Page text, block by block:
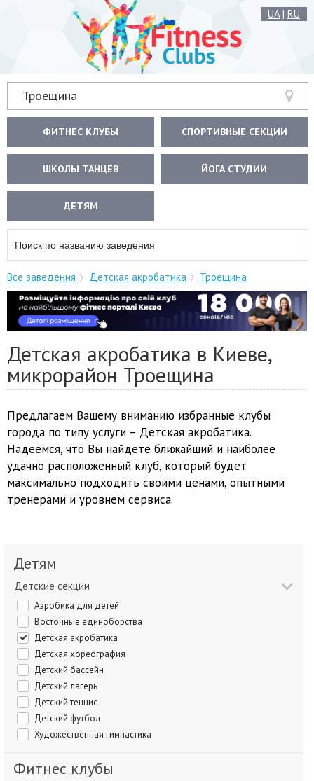
UA| RU
Троещина
ФИТНЕС КЛУБЫ СПОРТИВНЫЕ СЕКЦИИ
ШКОЛЫ ТАНЦЕВ ЙОГА СТУДИИ
ДЕТЯМ
Все заведения Детская акробатика Троещина
Детская акробатика в Киеве,
микрорайон Троещина
Предлагаем Вашему вниманию избранные клубы
города по типу услуги – Детская акробатика.
Надеемся, что Вы найдете ближайший и наиболее
удачно расположенный клуб, который будет
максимально подходить своими ценами, опытными
тренерами и уровнем сервиса.
Детям
Детские секции
Аэробика для детей
Восточные единоборства
Детская акробатика
Детская хореография
Детский бассейн
Детский лагерь
Детский теннис
Детский футбол
Художественная гимнастика
Фитнес клубы